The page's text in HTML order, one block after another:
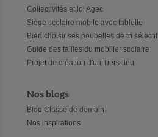
Collectivités et loi Agec
Siège scolaire mobile avec tablette
Bien choisir ses poubelles de tri sélectif
Guide des tailles du mobilier scolaire
Projet de création d'un Tiers-lieu
Nos blogs
Blog Classe de demain
Nos inspirations